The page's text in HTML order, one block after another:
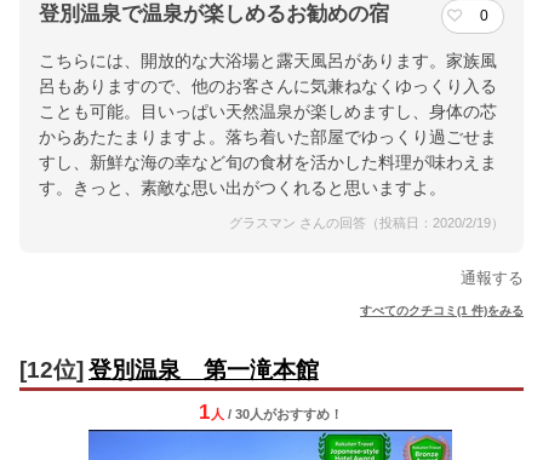
登別温泉で温泉が楽しめるお勧めの宿 0
こちらには、開放的な大浴場と露天風呂があります。家族風
呂もありますので、他のお客さんに気兼ねなくゆっくり入る
ことも可能。目いっぱい天然温泉が楽しめますし、身体の芯
からあたたまりますよ。落ち着いた部屋でゆっくり過ごせま
すし、新鮮な海の幸など旬の食材を活かした料理が味わえま
す。きっと、素敵な思い出がつくれると思いますよ。
グラスマン さんの回答（投稿日：2020/2/19）
通報する
すべてのクチコミ(1 件)をみる
[12位] 登別温泉 第一滝本館
1 人 / 30人がおすすめ！